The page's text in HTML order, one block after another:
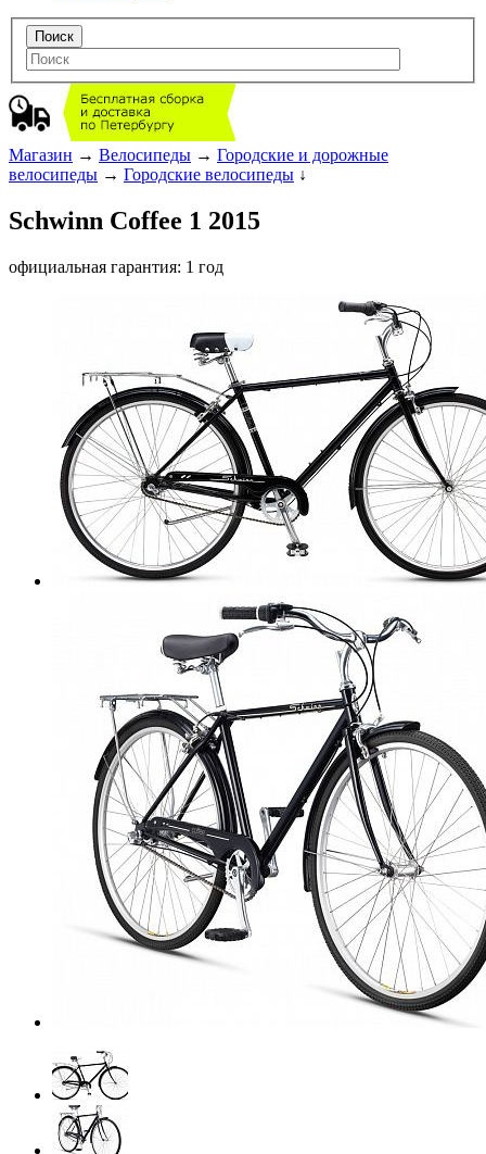
Магазин → Велосипеды → Городские и дорожные
велосипеды → Городские велосипеды ↓
Schwinn Coffee 1 2015
официальная гарантия: 1 год